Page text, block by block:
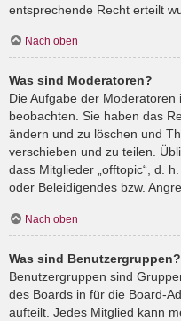
entsprechende Recht erteilt
Nach oben
Was sind Moderatoren?
Die Aufgabe der
beobachten. Sie haben das
ändern und zu löschen und
verschieben und zu teilen.
dass Mitglieder „offtopic“, d.
oder Beleidigendes bzw.
Nach oben
Was sind Benutzergruppen?
Benutzergruppen sind
des Boards in für die Board-
aufteilt. Jedes Mitglied kann